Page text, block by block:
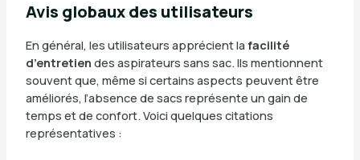
Avis globaux des utilisateurs
En général, les utilisateurs apprécient la facilité
d’entretien des aspirateurs sans sac. Ils mentionnent
souvent que, même si certains aspects peuvent être
améliorés, l’absence de sacs représente un gain de
temps et de confort. Voici quelques citations
représentatives :